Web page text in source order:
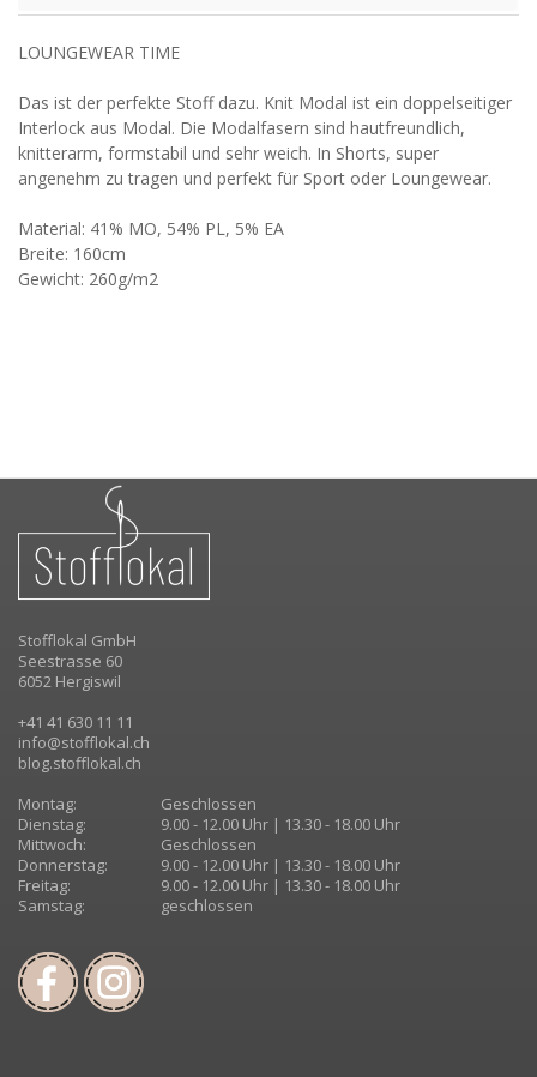
LOUNGEWEAR TIME
Das ist der perfekte Stoff dazu. Knit Modal ist ein doppelseitiger
Interlock aus Modal. Die Modalfasern sind hautfreundlich,
knitterarm, formstabil und sehr weich. In Shorts, super
angenehm zu tragen und perfekt für Sport oder Loungewear.
Material: 41% MO, 54% PL, 5% EA
Breite: 160cm
Gewicht: 260g/m2
Stofflokal GmbH
Seestrasse 60
6052 Hergiswil
+41 41 630 11 11
info@stofflokal.ch
blog.stofflokal.ch
Montag:
Geschlossen
Dienstag:
9.00 - 12.00 Uhr | 13.30 - 18.00 Uhr
Mittwoch:
Geschlossen
Donnerstag:
9.00 - 12.00 Uhr | 13.30 - 18.00 Uhr
Freitag:
9.00 - 12.00 Uhr | 13.30 - 18.00 Uhr
Samstag:
geschlossen